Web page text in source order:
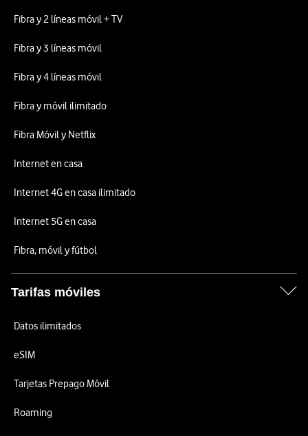
Fibra y 2 líneas móvil + TV
Fibra y 3 líneas móvil
Fibra y 4 líneas móvil
Fibra y móvil ilimitado
Fibra Móvil y Netflix
Internet en casa
Internet 4G en casa ilimitado
Internet 5G en casa
Fibra, móvil y fútbol
Tarifas móviles
Datos ilimitados
eSIM
Tarjetas Prepago Móvil
Roaming